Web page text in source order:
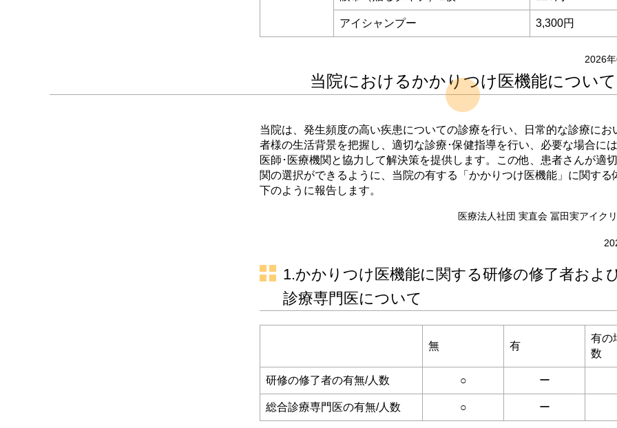
アイシャンプー 3,300円
2026
当院におけるかかりつけ医機能について
当院は、発生頻度の高い疾患についての診療を行い、日常的な診療にお
者様の生活背景を把握し、適切な診療･保健指導を行い、必要な場合に
医師･医療機関と協力して解決策を提供します。この他、患者さんが適
関の選択ができるように、当院の有する「かかりつけ医機能」に関する
下のように報告します。
医療法人社団 実直会 冨田実アイク
1.かかりつけ医機能に関する研修の修了者およ
診療専門医について
無 有
有の
数
研修の修了者の有無/人数 ○ ー
総合診療専門医の有無/人数 ○ ー